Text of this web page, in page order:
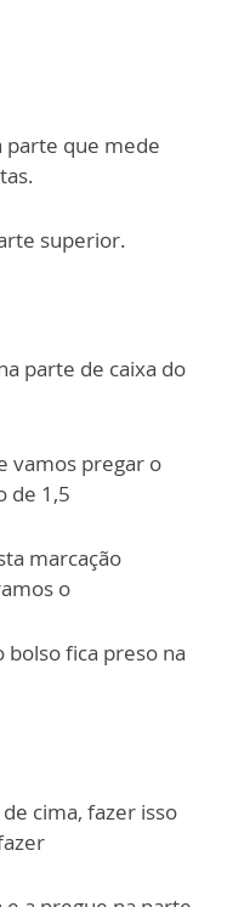
parte que mede
superior.
parte de caixa do
vamos pregar o
de 1,5
marcação
o
bolso fica preso na
cima, fazer isso